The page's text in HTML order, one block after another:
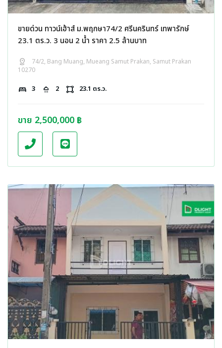
ขายด่วน ทาวน์เฮ้าส์ ม.พฤกษา74/2 ศรีนครินทร์ เทพารักษ์
23.1 ตร.ว. 3 นอน 2 น้ำ ราคา 2.5 ล้านบาท
distance
74/2, Bang Muang, Mueang Samut Prakan, Samut Prakan
10270
bed 3 shower 2 activity_zone 23.1 ตร.ว.
ขาย 2,500,000 ฿